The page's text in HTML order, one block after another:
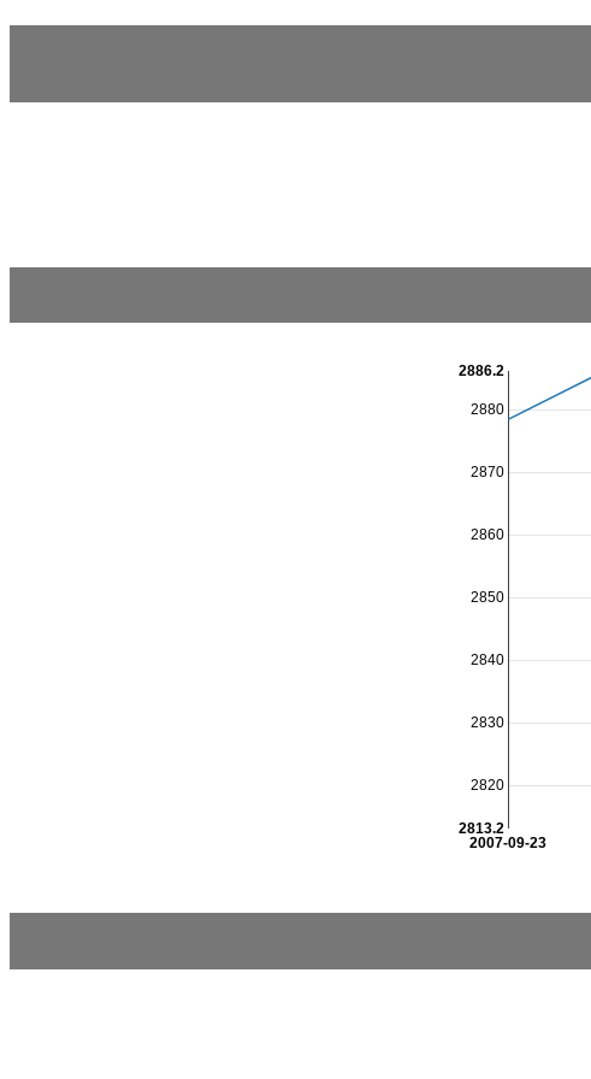
2007-09-23
2820
2830
2840
2850
2860
2870
2880
2813.2
2886.2